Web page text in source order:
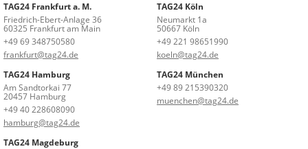
TAG24 Frankfurt a. M.
Friedrich-Ebert-Anlage 36
60325 Frankfurt am Main
+49 69 348750580
frankfurt@tag24.de
TAG24 Köln
Neumarkt 1a
50667 Köln
+49 221 98651990
koeln@tag24.de
TAG24 Hamburg
Am Sandtorkai 77
20457 Hamburg
+49 40 228608090
hamburg@tag24.de
TAG24 München
+49 89 215390320
muenchen@tag24.de
TAG24 Magdeburg